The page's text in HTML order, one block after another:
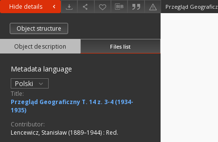
Hide details Przegląd
Object structure
Object description Files list
Metadata language
Polski
Title:
Przegląd Geograficzny T. 14 z. 3-4 (1934-
1935)
Contributor:
Lencewicz, Stanisław (1889–1944) : Red.